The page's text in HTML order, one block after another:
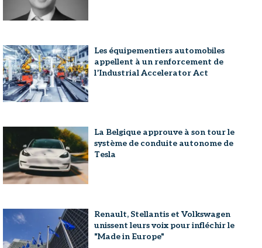
Les équipementiers automobiles
appellent à un renforcement de
l’Industrial Accelerator Act
La Belgique approuve à son tour le
système de conduite autonome de
Tesla
Renault, Stellantis et Volkswagen
unissent leurs voix pour infléchir le
"Made in Europe"